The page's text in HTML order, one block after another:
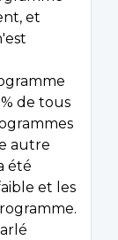
et
de tous
autre
été
et les